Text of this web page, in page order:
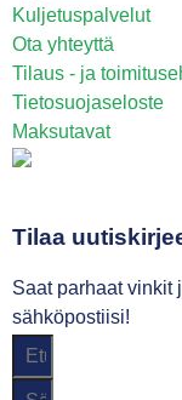
Kuljetuspalvelut
Ota yhteyttä
Tilaus - ja
Tietosuojaseloste
Maksutavat
Tilaa
Saat parhaat vinkit
sähköpostiisi!